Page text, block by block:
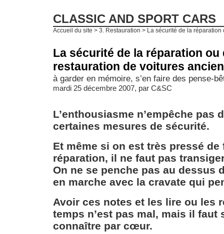
CLASSIC AND SPORT CARS
Accueil du site > 3. Restauration > La sécurité de la réparation
La sécurité de la réparation ou
restauration de voitures
à garder en mémoire, s’en faire des pense-
mardi 25 décembre 2007, par C&SC
L’enthousiasme n’empêche pas
certaines mesures de sécurité.
Et même si on est très pressé de
réparation, il ne faut pas
On ne se penche pas au dessus
en marche avec la cravate qui
Avoir ces notes et les lire ou les
temps n’est pas mal, mais il faut
connaître par cœur.